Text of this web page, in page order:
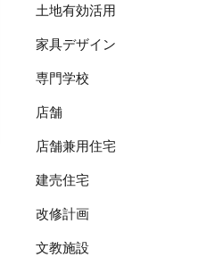
土地有効活用
家具デザイン
専門学校
店舗
店舗兼用住宅
建売住宅
改修計画
文教施設